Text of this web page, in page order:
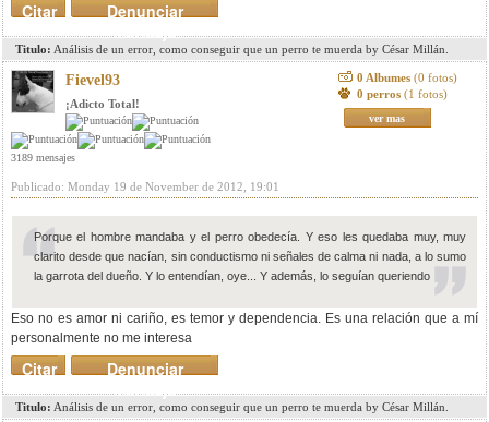
Denunciar
mensaje
Citar
Titulo: Análisis de un error, como conseguir que un perro te muerda by César Millán.
Fievel93
¡Adicto Total!
3189 mensajes
0 Albumes (0 fotos)
0 perros (1 fotos)
ver mas
Publicado: Monday 19 de November de 2012, 19:01
Porque el hombre mandaba y el perro obedecía. Y eso les quedaba muy, muy
clarito desde que nacían, sin conductismo ni señales de calma ni nada, a lo sumo
la garrota del dueño. Y lo entendían, oye... Y además, lo seguían queriendo
Eso no es amor ni cariño, es temor y dependencia. Es una relación que a mí
personalmente no me interesa
Denunciar
mensaje
Citar
Titulo: Análisis de un error, como conseguir que un perro te muerda by César Millán.